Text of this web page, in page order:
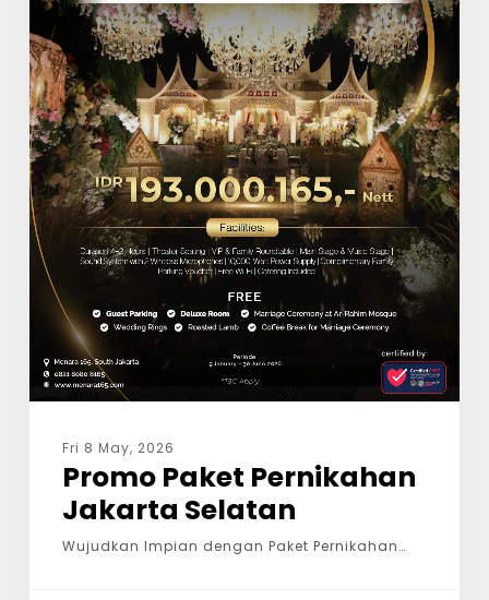
Fri 8 May, 2026
Promo Paket Pernikahan
Jakarta Selatan
Wujudkan Impian dengan Paket Pernikahan…